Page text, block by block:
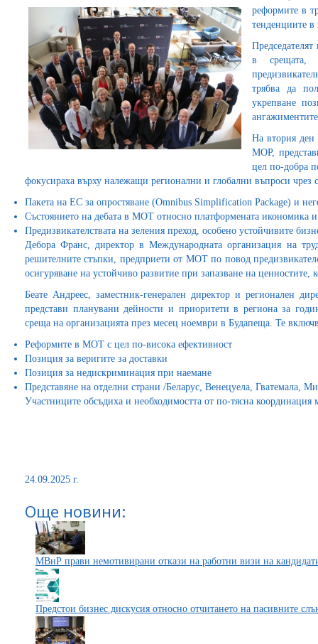
реформите в
тенденциите в
в срещата,
трябва да
укрепване
На втория ден
МОР,
цел по-добра
фокусираха върху належащи регионални и глобални въпроси чрез
Пакета на ЕС за опростяване (Omnibus Simplification Package) и
Състоянието на дебата в МОТ относно платформената икономика и
Предизвикателствата на зеления преход, особено устойчивите
Дебора Франс, директор в Международната организация на
решителните стъпки, предприети от МОТ по повод
осигуряване на устойчиво развитие при запазване на ценностите,
Беате Андреес, заместник-генерален директор и регионален
представи планувани дейности и приоритети в региона за
среща на организацията през месец ноември в Будапеща. Те
Реформите в МОТ с цел по-висока ефективност
Позиция за веригите за доставки
Позиция за недискриминация при наемане
Представяне на отделни страни /Беларус, Венецуела, Гватемала,
Участниците обсъдиха и необходимостта от по-тясна
24.09.2025 г.
Още новини:
МВнР прави немотивирани откази на работни визи на
Предстои бизнес дискусия относно отчитането на пасивните